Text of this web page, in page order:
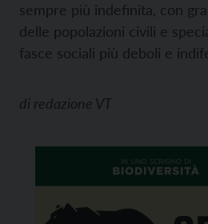
sempre più indefinita, con
delle popolazioni civili e
fasce sociali più deboli e
di redazione VT